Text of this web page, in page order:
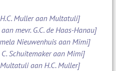
Muller aan Multatuli]
mevr. G.C. de Haas-Hanau]
Nieuwenhuis aan Mimi]
Schuitemaker aan Mimi]
aan H.C. Muller]